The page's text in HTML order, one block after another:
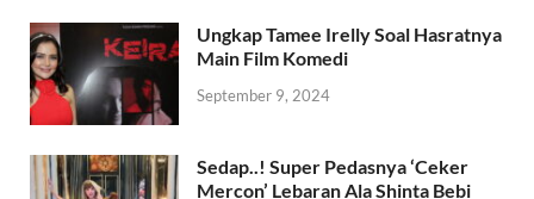
Ungkap Tamee Irelly Soal Hasratnya
Main Film Komedi
September 9, 2024
Sedap..! Super Pedasnya ‘Ceker
Mercon’ Lebaran Ala Shinta Bebi